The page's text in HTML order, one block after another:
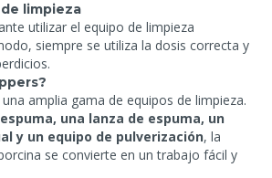
limpieza
utilizar el equipo de limpieza
siempre se utiliza la dosis correcta y
amplia gama de equipos de limpieza.
una lanza de espuma, un
y un equipo de pulverización, la
se convierte en un trabajo fácil y